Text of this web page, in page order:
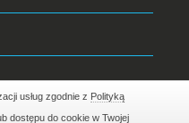
usług zgodnie z Polityką
dostępu do cookie w Twojej